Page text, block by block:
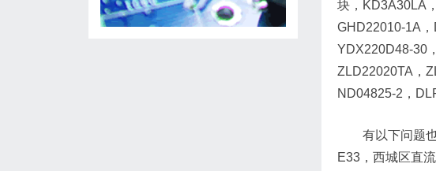
块，KD3A30LA
GHD22010-1A
YDX220D48-30
ZLD22020TA，
ND04825-2，
有以下问题
E33，西城区直